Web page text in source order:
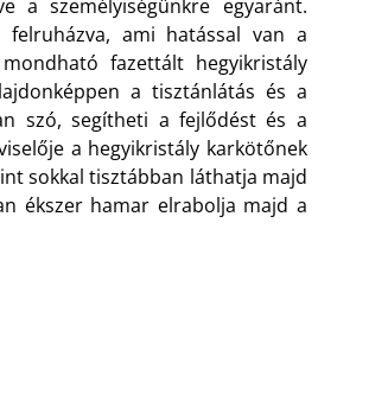
a személyiségünkre egyaránt.
ami hatással van a
fazettált hegyikristály
a tisztánlátás és a
szó, segítheti a fejlődést és a
a hegyikristály karkötőnek
sokkal tisztábban láthatja majd
ékszer hamar elrabolja majd a